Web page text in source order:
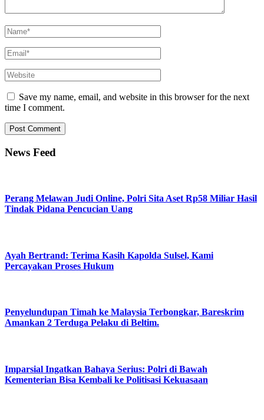
Save my name, email, and website in this browser for the next
time I comment.
News Feed
Perang Melawan Judi Online, Polri Sita Aset Rp58 Miliar Hasil
Tindak Pidana Pencucian Uang
Ayah Bertrand: Terima Kasih Kapolda Sulsel, Kami
Percayakan Proses Hukum
Penyelundupan Timah ke Malaysia Terbongkar, Bareskrim
Amankan 2 Terduga Pelaku di Beltim.
Imparsial Ingatkan Bahaya Serius: Polri di Bawah
Kementerian Bisa Kembali ke Politisasi Kekuasaan